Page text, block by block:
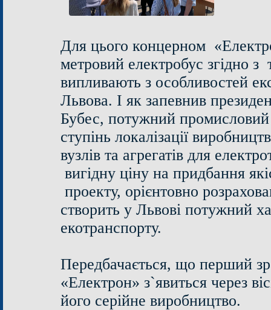
Для цього концерном
метровий електробус згідно з
випливають з особливостей
Львова. І як запевнив
Бубес, потужний промисловий
ступінь локалізації
вузлів та агрегатів для
вигідну ціну на придбання
проекту, орієнтовно
створить у Львові потужний
екотранспорту.
Передбачається, що перший
«Електрон» з`явиться через
його серійне виробництво.